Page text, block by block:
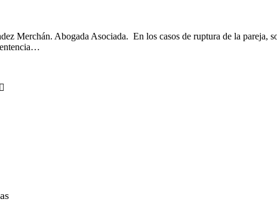
Merchán. Abogada Asociada. En los casos de ruptura de la pareja,